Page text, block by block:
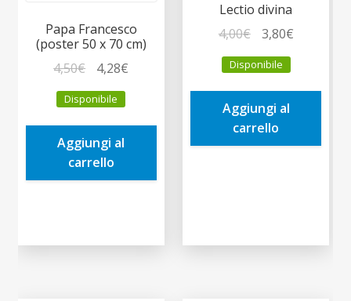
Papa Francesco
(poster 50 x 70 cm)
4,50€
prezzo
originale
era:
4,50€.
4,28€
è:
Disponibile
Aggiungi al
carrello
Lectio divina
4,00€
prezzo
originale
era:
4,00€.
3,80€Il
è:
Disponibile
Aggiungi al
carrello